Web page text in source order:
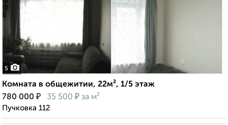
5
Комната в общежитии, 22м², 1/5 этаж
780 000 ₽ 35 500 ₽ за м²
Пучковка 112